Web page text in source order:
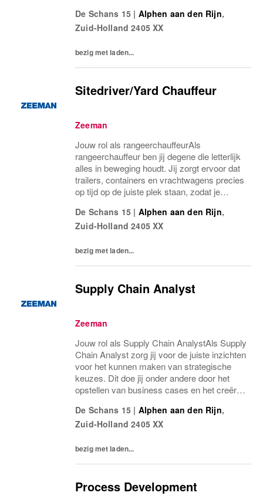
zijn en vooral laten zien wie we zijn als
werkgever....
De Schans 15 | Alphen aan den Rijn,
Zuid-Holland 2405 XX
bezig met laden...
Sitedriver/Yard Chauffeur
Zeeman
Jouw rol als rangeerchauffeurAls
rangeerchauffeur ben jij degene die letterlijk
alles in beweging houdt. Jij zorgt ervoor dat
trailers, containers en vrachtwagens precies
op tijd op de juiste plek staan, zodat je
vertraging. Je rijdt met een terminaltrekker...
De Schans 15 | Alphen aan den Rijn,
Zuid-Holland 2405 XX
bezig met laden...
Supply Chain Analyst
Zeeman
Jouw rol als Supply Chain AnalystAls Supply
Chain Analyst zorg jij voor de juiste inzichten
voor het kunnen maken van strategische
keuzes. Dit doe jij onder andere door het
opstellen van business cases en het creëren
om de omzet te verhogen, de kosten te...
De Schans 15 | Alphen aan den Rijn,
Zuid-Holland 2405 XX
bezig met laden...
Process Development